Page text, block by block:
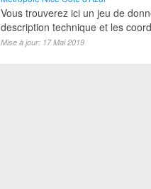
Vous trouverez ici un jeu de
description technique et les
Mise à jour: 17 Mai 2019